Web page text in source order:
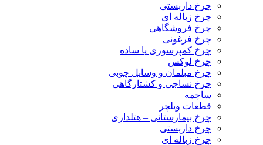
چرخ داربستی
چرخ زباله ای
چرخ فروشگاهی
چرخ فرغونی
چرخ کمپرسوری یا ساده
چرخ لوکس
چرخ مبلمان و وسایل چوبی
چرخ نساجی و کشتارگاهی
ساچمه
قطعات ویلچر
چرخ بیمارستانی – هتلداری
چرخ داربستی
چرخ زباله ای